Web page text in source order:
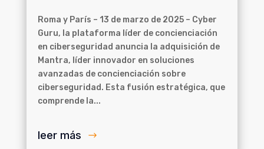
Roma y París – 13 de marzo de 2025 – Cyber
Guru, la plataforma líder de concienciación
en ciberseguridad anuncia la adquisición de
Mantra, líder innovador en soluciones
avanzadas de concienciación sobre
ciberseguridad. Esta fusión estratégica, que
comprende la...
leer más